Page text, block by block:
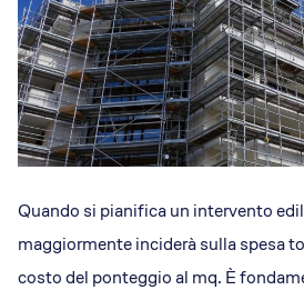
Quando si pianifica un intervento
maggiormente inciderà sulla spesa
costo del ponteggio al mq. È